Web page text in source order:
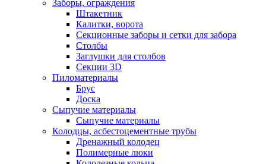
Заборы, ограждения
Штакетник
Калитки, ворота
Секционные заборы и сетки для забора
Столбы
Заглушки для столбов
Секции 3D
Пиломатериалы
Брус
Доска
Сыпучие материалы
Сыпучие материалы
Колодцы, асбестоцементные трубы
Дренажный колодец
Полимерные люки